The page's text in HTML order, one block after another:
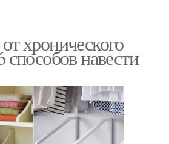
хронического
способов навести